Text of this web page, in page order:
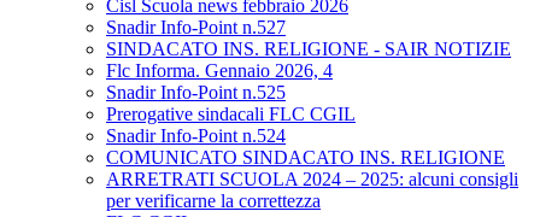
Cisl Scuola news febbraio 2026
Snadir Info-Point n.527
SINDACATO INS. RELIGIONE - SAIR NOTIZIE
Flc Informa. Gennaio 2026, 4
Snadir Info-Point n.525
Prerogative sindacali FLC CGIL
Snadir Info-Point n.524
COMUNICATO SINDACATO INS. RELIGIONE
ARRETRATI SCUOLA 2024 – 2025: alcuni consigli
per verificarne la correttezza